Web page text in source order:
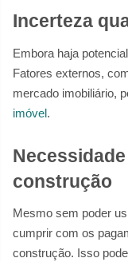
Incerteza
Embora haja
Fatores externos,
mercado imobiliário,
imóvel.
construção
Mesmo sem poder
cumprir com os
construção. Isso